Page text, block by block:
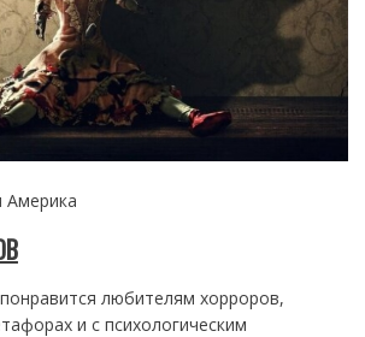
Америка
любителям хорроров,
и с психологическим